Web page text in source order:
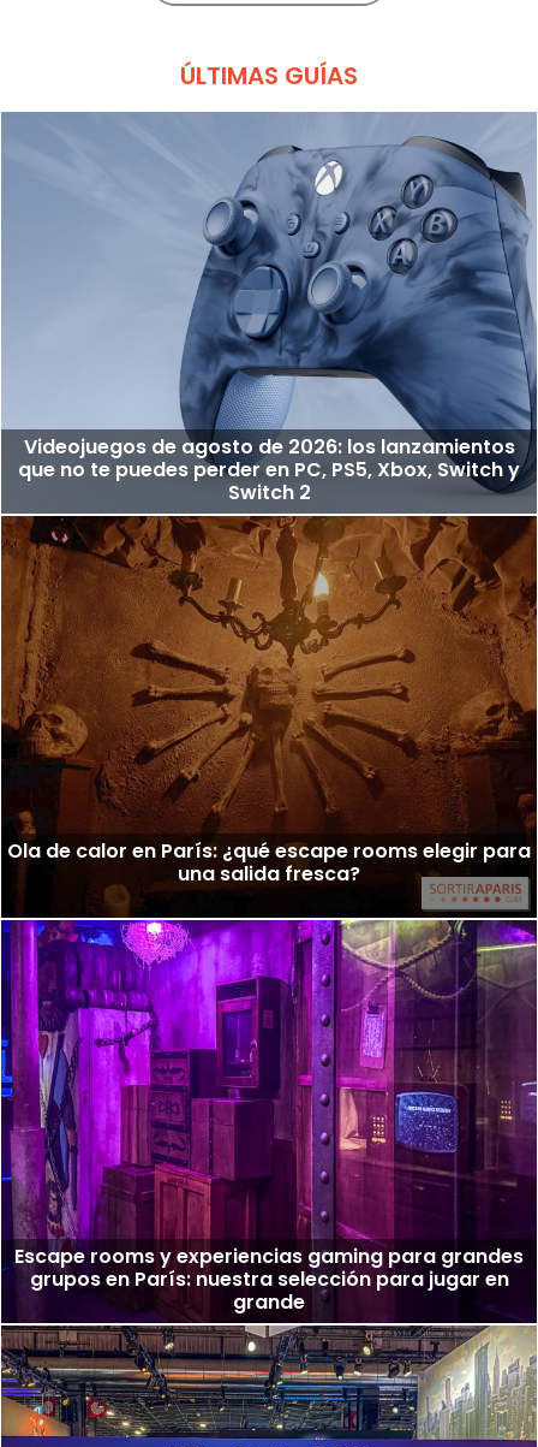
ÚLTIMAS GUÍAS
Videojuegos de agosto de 2026: los lanzamientos
que no te puedes perder en PC, PS5, Xbox, Switch y
Switch 2
Ola de calor en París: ¿qué escape rooms elegir para
una salida fresca?
Escape rooms y experiencias gaming para grandes
grupos en París: nuestra selección para jugar en
grande